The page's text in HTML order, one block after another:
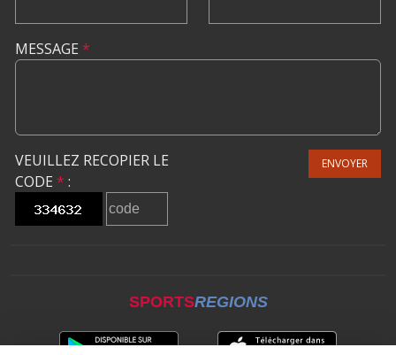
MESSAGE *
VEUILLEZ RECOPIER LE
CODE * :
ENVOYER
SPORTSREGIONS